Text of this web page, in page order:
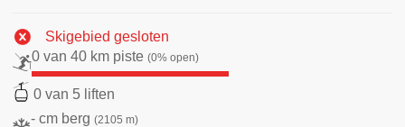
Skigebied gesloten
0 van 40 km piste (0% open)
0 van 5 liften
- cm berg (2105 m)